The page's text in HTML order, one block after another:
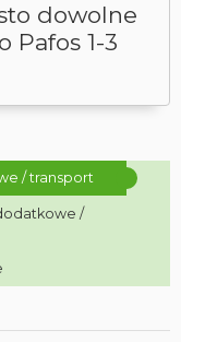
dowolne
Pafos 1-3
/ transport
/